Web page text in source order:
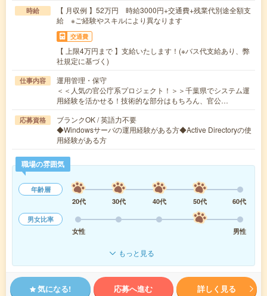
時給
【 月収例 】52万円 時給3000円+交通費+残業代別途全額支
給 ※ご経験やスキルにより異なります
交通費
【 上限4万円まで 】支給いたします！(※バス代支給あり、弊
社規定に基づく)
仕事内容
運用管理・保守
＜＜人気の官公庁系プロジェクト！＞＞千葉県でシステム運
用経験を活かせる！技術的な部分はもちろん、官公…
応募資格
ブランクOK / 英語力不要
◆Windowsサーバの運用経験がある方◆Active Directoryの使
用経験がある方
職場の雰囲気
年齢層
20代
30代 40代 50代
60代
男女比率
女性
男性
もっと見る
気になる! 応募へ進む 詳しく見る